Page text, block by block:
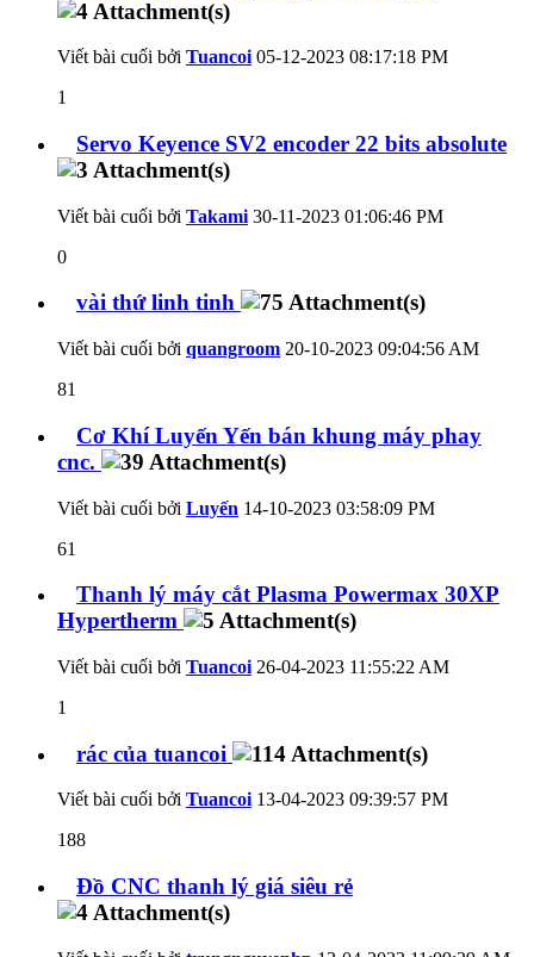
Viết bài cuối bởi Tuancoi 05-12-2023 08:17:18 PM
1
Servo Keyence SV2 encoder 22 bits absolute
Viết bài cuối bởi Takami 30-11-2023 01:06:46 PM
0
vài thứ linh tinh
Viết bài cuối bởi quangroom 20-10-2023 09:04:56 AM
81
Cơ Khí Luyến Yến bán khung máy phay
cnc.
Viết bài cuối bởi Luyến 14-10-2023 03:58:09 PM
61
Thanh lý máy cắt Plasma Powermax 30XP
Hypertherm
Viết bài cuối bởi Tuancoi 26-04-2023 11:55:22 AM
1
rác của tuancoi
Viết bài cuối bởi Tuancoi13-04-2023 09:39:57 PM
188
Đồ CNC thanh lý giá siêu rẻ